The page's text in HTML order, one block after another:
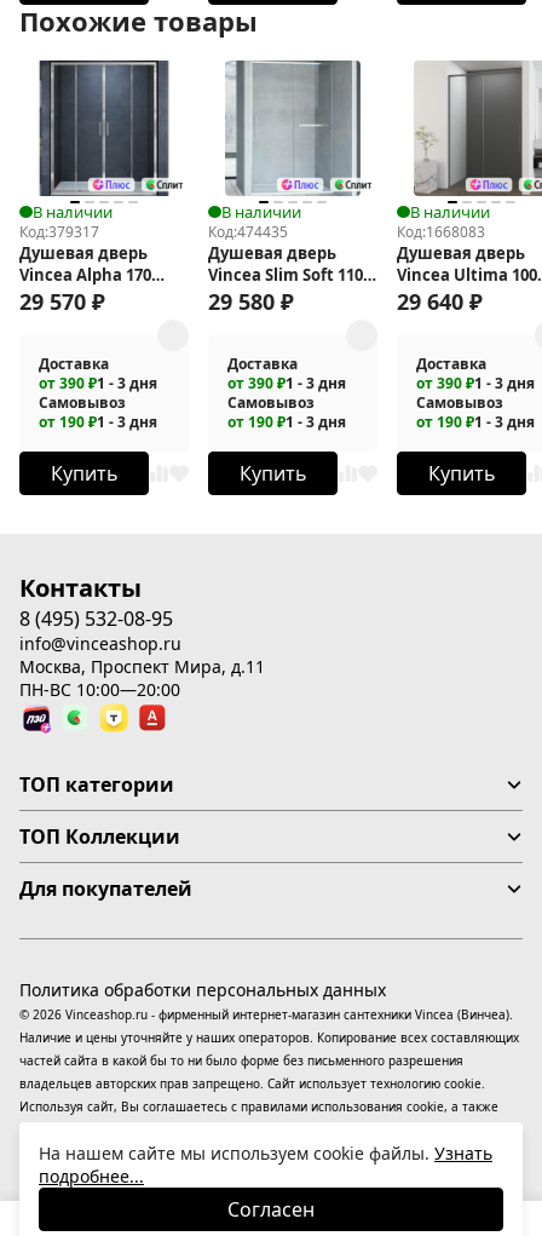
Похожие товары
В наличии
Код:379317
Душевая дверь
Vincea Alpha 170
VDS-3AL2170CL
29 570 ₽
Доставка
от 390 ₽1 - 3 дня
Самовывоз
от 190 ₽1 - 3 дня
Купить
В наличии
Код:474435
Душевая дверь
Vincea Slim Soft 110
VDS-1SS110CL
29 580 ₽
Доставка
от 390 ₽1 - 3 дня
Самовывоз
от 190 ₽1 - 3 дня
Купить
В наличии
Код:1668083
Душевая дверь
Vincea Ultima 100
VDS-7UL100CLGM
29 640 ₽
Доставка
от 390 ₽1 - 3 дня
Самовывоз
от 190 ₽1 - 3 дня
Купить
Контакты
8 (495) 532-08-95
info@vinceashop.ru
Москва, Проспект Мира, д.11
ПН-ВС 10:00—20:00
ТОП категории
ТОП Коллекции
Для покупателей
© 2026 Vinceashop.ru - фирменный интернет-магазин сантехники Vincea (Винчеа).
Наличие и цены уточняйте у наших операторов. Копирование всех составляющих
частей сайта в какой бы то ни было форме без письменного разрешения
владельцев авторских прав запрещено. Сайт использует технологию cookie.
Используя сайт, Вы соглашаетесь с правилами использования cookie, а также
применяютсярекомендательные технологии(информационные технологии
предоставления информации на основе сбора, систематизации и анализа
сведений, относящихся к предпочтениям пользователей сети «Интернет»,
находящихся на территории Российской Федерации).
Политика обработки персональных данных
На нашем сайте мы используем cookie файлы. Узнать
подробнее...
Согласен